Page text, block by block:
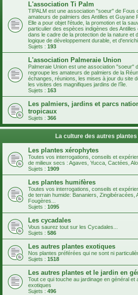
L'association Ti Palm
TIPALM est une association "soeur" de Fous
amateurs de palmiers des Antilles et Guyane
Elle a pour objet l'étude, la promotion et la
particulier des espèces indigènes des Antilles
dans le cadre de la protection de la nature et
logique de développement durable, et
Sujets : 193
L'association Palmeraie Union
Palmeraie Union est une association "soeur"
regroupe les amateurs de palmiers de la
échanges, réunions, les mises à jour du site
les visites des magnifiques jardins de l’île.
Sujets : 163
Les palmiers, jardins et parcs
tropicaux
Sujets : 366
La culture des autres
Les plantes xérophytes
Toutes vos interrogations, conseils et
de milieux secs : Agaves, Yucca, Cactées,
Sujets : 1909
Les plantes humifères
Toutes vos interrogations, conseils et
de terrain humide: Bananiers, Zingibéracées,
Fougères...
Sujets : 1095
Les cycadales
Vous saurez tout sur les Cycadales...
Sujets : 586
Les autres plantes exotiques
Nos plantes préférées qui ne sont ni
Sujets : 1518
Les autres plantes et le jardin en
Tout ce qui touche au jardinage en général et
exotiques
Sujets : 496